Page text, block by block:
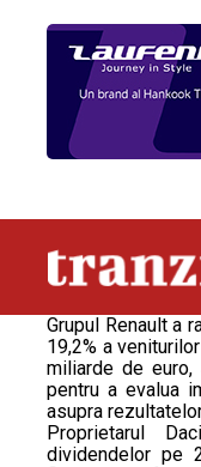
Grupul Renault a
19,2% a
miliarde de
pentru a evalua
asupra
Proprietarul
dividendelor pe